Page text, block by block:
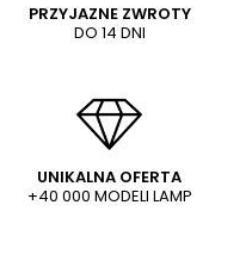
PRZYJAZNE ZWROTY
DO 14 DNI
UNIKALNA OFERTA
+40 000 MODELI LAMP